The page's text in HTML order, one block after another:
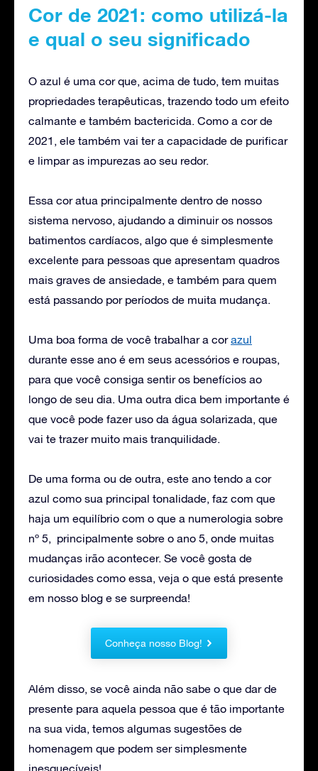
Cor de 2021: como utilizá-la
e qual o seu significado
O azul é uma cor que, acima de tudo, tem muitas
propriedades terapêuticas, trazendo todo um efeito
calmante e também bactericida. Como a cor de
2021, ele também vai ter a capacidade de purificar
e limpar as impurezas ao seu redor.
Essa cor atua principalmente dentro de nosso
sistema nervoso, ajudando a diminuir os nossos
batimentos cardíacos, algo que é simplesmente
excelente para pessoas que apresentam quadros
mais graves de ansiedade, e também para quem
está passando por períodos de muita mudança.
Uma boa forma de você trabalhar a corazul
durante esse ano é em seus acessórios e roupas,
para que você consiga sentir os benefícios ao
longo de seu dia. Uma outra dica bem importante é
que você pode fazer uso da água solarizada, que
vai te trazer muito mais tranquilidade.
De uma forma ou de outra, este ano tendo a cor
azul como sua principal tonalidade, faz com que
haja um equilíbrio com o que a numerologia sobre
nº 5, principalmente sobre o ano 5, onde muitas
mudanças irão acontecer. Se você gosta de
curiosidades como essa, veja o que está presente
em nosso blog e se surpreenda!
Conheça nosso Blog!
Além disso, se você ainda não sabe o que dar de
presente para aquela pessoa que é tão importante
na sua vida, temos algumas sugestões de
homenagem que podem ser simplesmente
inesquecíveis!